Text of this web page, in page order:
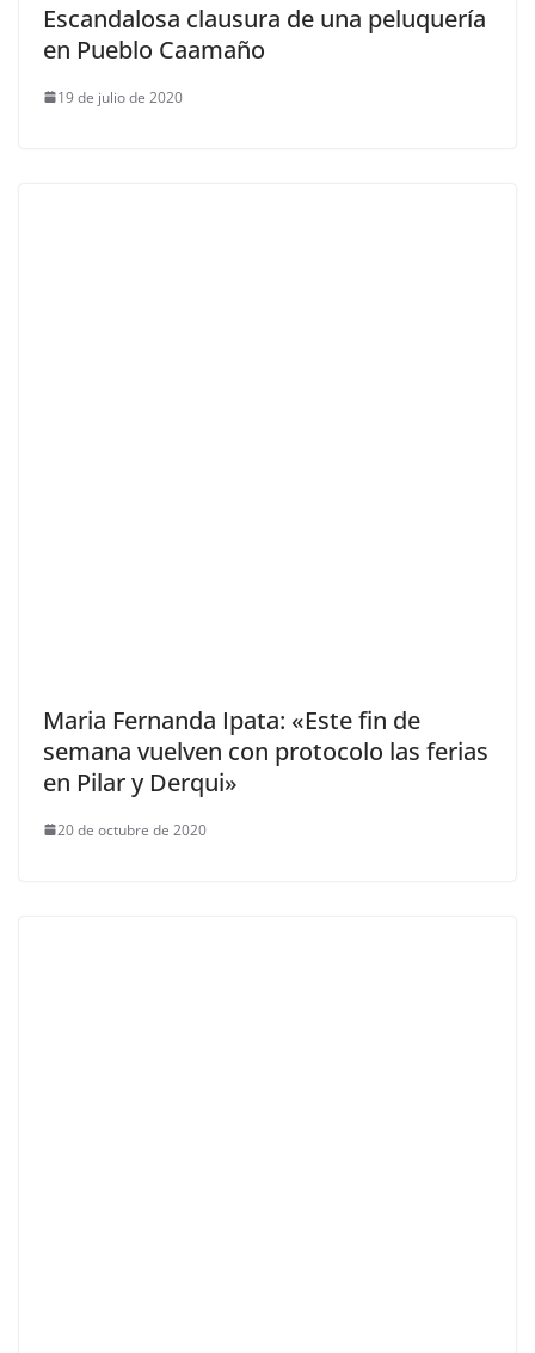
Escandalosa clausura de una peluquería
en Pueblo Caamaño
19 de julio de 2020
Maria Fernanda Ipata: «Este fin de
semana vuelven con protocolo las ferias
en Pilar y Derqui»
20 de octubre de 2020